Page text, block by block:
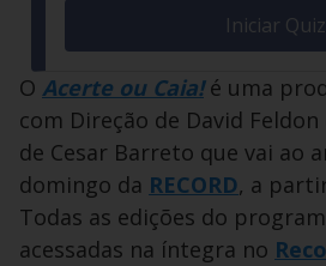
Iniciar Quiz
O Acerte ou Caia!é uma
com Direção de David
de Cesar Barreto que vai ao
domingo da RECORD, a
Todas as edições do
acessadas na íntegra no